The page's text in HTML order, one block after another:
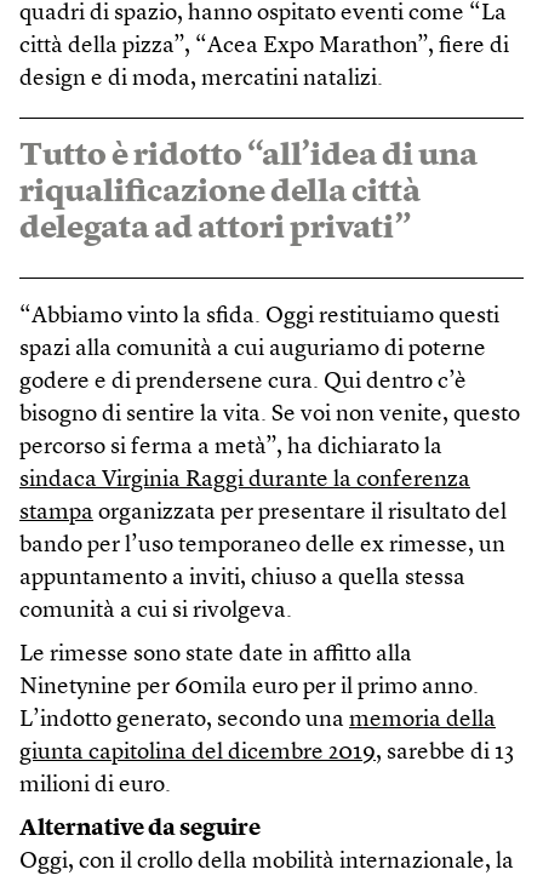
quadri di spazio, hanno ospitato eventi come “La
città della pizza”, “Acea Expo Marathon”, fiere di
design e di moda, mercatini natalizi.
Tutto è ridotto “all’idea di una
riqualificazione della città
delegata ad attori privati”
“Abbiamo vinto la sfida. Oggi restituiamo questi
spazi alla comunità a cui auguriamo di poterne
godere e di prendersene cura. Qui dentro c’è
bisogno di sentire la vita. Se voi non venite, questo
percorso si ferma a metà”, ha dichiarato la
sindaca Virginia Raggi durante la conferenza
stampa organizzata per presentare il risultato del
bando per l’uso temporaneo delle ex rimesse, un
appuntamento a inviti, chiuso a quella stessa
comunità a cui si rivolgeva.
Le rimesse sono state date in affitto alla
Ninetynine per 60mila euro per il primo anno.
L’indotto generato, secondo una memoria della
giunta capitolina del dicembre 2019, sarebbe di 13
milioni di euro.
Alternative da seguire
Oggi, con il crollo della mobilità internazionale, la